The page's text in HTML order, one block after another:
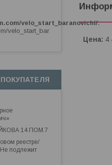
Цена: 4
velo_start_baranovichi/
velo_start_bar
14 ПОМ.7
реестре/
Не подлежит